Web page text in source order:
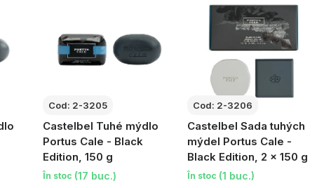
Castelbel Tuhé mýdlo
Portus Cale - Black
Edition, 150 g
În stoc (17 buc.)
Cod: 2-3205
Castelbel Sada tuhých
mýdel Portus Cale -
Black Edition, 2 × 150 g
În stoc (1 buc.)
Cod: 2-3206